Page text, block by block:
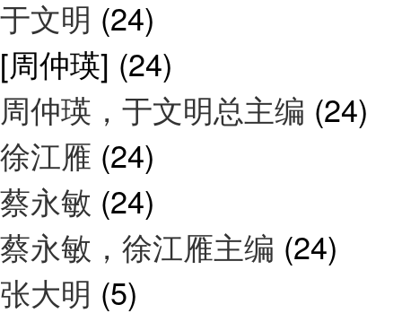
于文明 (24)
[周仲瑛] (24)
周仲瑛，于文明总主编 (24)
徐江雁 (24)
蔡永敏 (24)
蔡永敏，徐江雁主编 (24)
张大明 (5)